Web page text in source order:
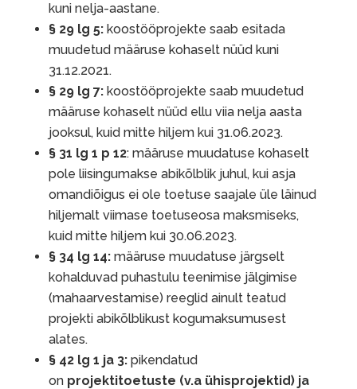
kuni nelja-aastane.
§ 29 lg 5: koostööprojekte saab esitada
muudetud määruse kohaselt nüüd kuni
31.12.2021.
§ 29 lg 7: koostööprojekte saab muudetud
määruse kohaselt nüüd ellu viia nelja aasta
jooksul, kuid mitte hiljem kui 31.06.2023.
§ 31 lg 1 p 12: määruse muudatuse kohaselt
pole liisingumakse abikõlblik juhul, kui asja
omandiõigus ei ole toetuse saajale üle läinud
hiljemalt viimase toetuseosa maksmiseks,
kuid mitte hiljem kui 30.06.2023.
§ 34 lg 14: määruse muudatuse järgselt
kohalduvad puhastulu teenimise jälgimise
(mahaarvestamise) reeglid ainult teatud
projekti abikõlblikust kogumaksumusest
alates.
§ 42 lg 1 ja 3: pikendatud
on projektitoetuste (v.a ühisprojektid) ja